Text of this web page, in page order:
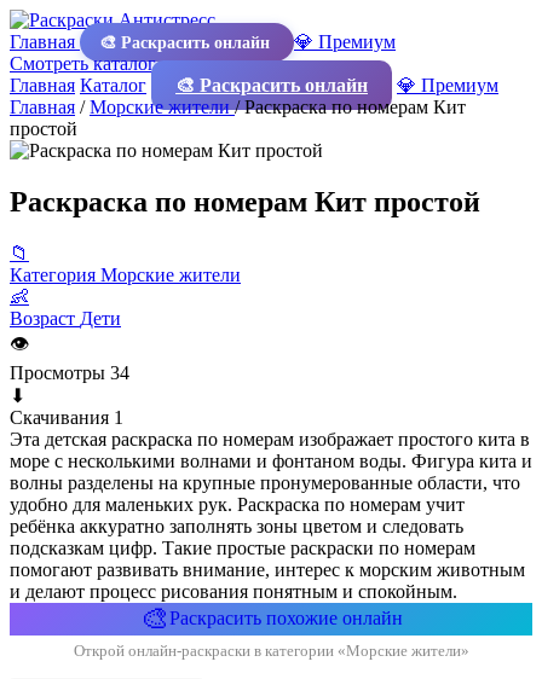
Главная 🎨 Раскрасить онлайн
💎 Премиум
Смотреть каталог
Главная Каталог 🎨 Раскрасить онлайн
💎 Премиум
Главная /Морские жители/Раскраска по номерам Кит
простой
Раскраска по номерам Кит простой
📁
Категория Морские жители
👶
Возраст Дети
👁
Просмотры 34
⬇
Скачивания 1
Эта детская раскраска по номерам изображает простого кита в
море с несколькими волнами и фонтаном воды. Фигура кита и
волны разделены на крупные пронумерованные области, что
удобно для маленьких рук. Раскраска по номерам учит
ребёнка аккуратно заполнять зоны цветом и следовать
подсказкам цифр. Такие простые раскраски по номерам
помогают развивать внимание, интерес к морским животным
и делают процесс рисования понятным и спокойным.
🎨Раскрасить похожие онлайн
Открой онлайн-раскраски в категории «Морские жители»